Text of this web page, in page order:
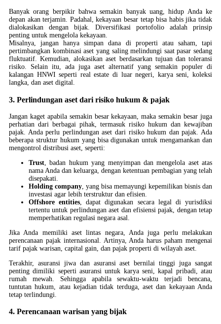
Banyak orang berpikir bahwa semakin banyak uang, hidup Anda ke
depan akan terjamin. Padahal, kekayaan besar tetap bisa habis jika tidak
dialokasikan dengan bijak. Diversifikasi portofolio adalah prinsip
penting untuk mengelola kekayaan.
Misalnya, jangan hanya simpan dana di properti atau saham, tapi
pertimbangkan kombinasi aset yang saling melindungi saat pasar sedang
fluktuatif. Kemudian, alokasikan aset berdasarkan tujuan dan toleransi
risiko. Selain itu, ada juga aset alternatif yang semakin populer di
kalangan HNWI seperti real estate di luar negeri, karya seni, koleksi
langka, dan aset digital.
3. Perlindungan aset dari risiko hukum & pajak
Jangan kaget apabila semakin besar kekayaan, maka semakin besar juga
perhatian dari berbagai pihak, termasuk risiko hukum dan kewajiban
pajak. Anda perlu perlindungan aset dari risiko hukum dan pajak. Ada
beberapa struktur hukum yang bisa digunakan untuk mengamankan dan
mengontrol distribusi aset, seperti:
Trust , badan hukum yang menyimpan dan mengelola aset atas
nama Anda dan keluarga, dengan ketentuan pembagian yang telah
disepakati.
Holding company , yang bisa memayungi kepemilikan bisnis dan
investasi agar lebih terstruktur dan efisien.
Offshore entities , dapat digunakan secara legal di yurisdiksi
tertentu untuk perlindungan aset dan efisiensi pajak, dengan tetap
memperhatikan regulasi negara asal.
Jika Anda memiliki aset lintas negara, Anda juga perlu melakukan
perencanaan pajak internasional. Artinya, Anda harus paham mengenai
tarif pajak warisan, capital gain, dan pajak properti di wilayah aset.
Terakhir, asuransi jiwa dan asuransi aset bernilai tinggi juga sangat
penting dimiliki seperti asuransi untuk karya seni, kapal pribadi, atau
rumah mewah. Sehingga apabila sewaktu-waktu terjadi bencana,
tuntutan hukum, atau kejadian tidak terduga, aset dan kekayaan Anda
tetap terlindungi.
4. Perencanaan warisan yang bijak